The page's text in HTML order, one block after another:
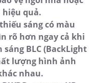
hiệu quả.
sáng có màu
rõ hơn ngay cả khi
BLC (BackLight
lượng hình ảnh
nhau.